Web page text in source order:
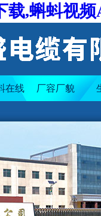
,蝌蚪视
在线 厂容厂貌